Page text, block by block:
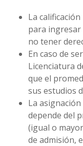
La
para ingresar
no tener
En caso de
Licenciatura
que el
sus estudios
La
depende del
(igual o
de admisión,